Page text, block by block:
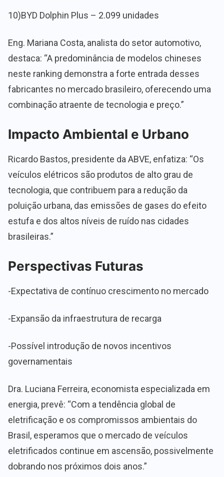
10)BYD Dolphin Plus – 2.099 unidades
Eng. Mariana Costa, analista do setor automotivo,
destaca: “A predominância de modelos chineses
neste ranking demonstra a forte entrada desses
fabricantes no mercado brasileiro, oferecendo uma
combinação atraente de tecnologia e preço.”
Impacto Ambiental e Urbano
Ricardo Bastos, presidente da ABVE, enfatiza: “Os
veículos elétricos são produtos de alto grau de
tecnologia, que contribuem para a redução da
poluição urbana, das emissões de gases do efeito
estufa e dos altos níveis de ruído nas cidades
brasileiras.”
Perspectivas Futuras
-Expectativa de contínuo crescimento no mercado
-Expansão da infraestrutura de recarga
-Possível introdução de novos incentivos
governamentais
Dra. Luciana Ferreira, economista especializada em
energia, prevê: “Com a tendência global de
eletrificação e os compromissos ambientais do
Brasil, esperamos que o mercado de veículos
eletrificados continue em ascensão, possivelmente
dobrando nos próximos dois anos.”